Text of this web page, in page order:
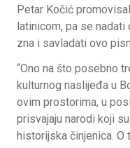
Petar Kočić
latinicom, pa se
zna i savladati ovo
“Ono na što posebno
kulturnog naslijeđa u
ovim prostorima, u
prisvajaju narodi koji
historijska činjenica.